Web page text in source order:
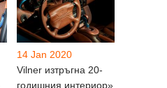
14 Jan 2020
Vilner изтръгна 20-
годишния интериор»